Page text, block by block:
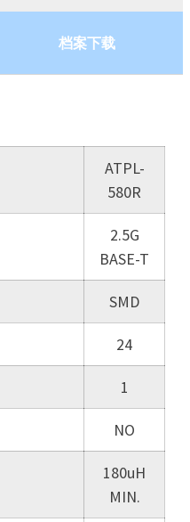
档案下载
ATPL-
580R
2.5G
BASE-T
SMD
24
1
NO
180uH
MIN.